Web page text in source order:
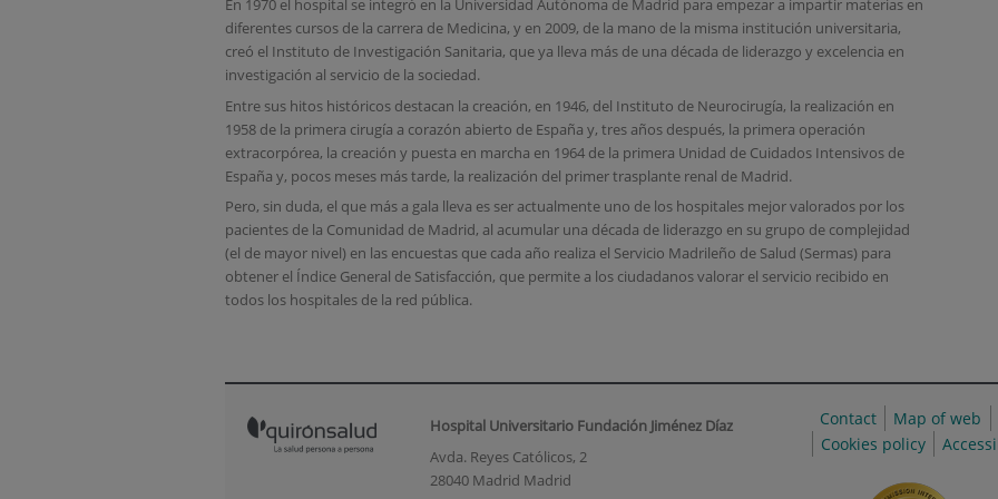
En 1970 el hospital se integró en la Universidad Autónoma de Madrid para empezar a impartir materias en
diferentes cursos de la carrera de Medicina, y en 2009, de la mano de la misma institución universitaria,
creó el Instituto de Investigación Sanitaria, que ya lleva más de una década de liderazgo y excelencia en
investigación al servicio de la sociedad.
Entre sus hitos históricos destacan la creación, en 1946, del Instituto de Neurocirugía, la realización en
1958 de la primera cirugía a corazón abierto de España y, tres años después, la primera operación
extracorpórea, la creación y puesta en marcha en 1964 de la primera Unidad de Cuidados Intensivos de
España y, pocos meses más tarde, la realización del primer trasplante renal de Madrid.
Pero, sin duda, el que más a gala lleva es ser actualmente uno de los hospitales mejor valorados por los
pacientes de la Comunidad de Madrid, al acumular una década de liderazgo en su grupo de complejidad
(el de mayor nivel) en las encuestas que cada año realiza el Servicio Madrileño de Salud (Sermas) para
obtener el Índice General de Satisfacción, que permite a los ciudadanos valorar el servicio recibido en
todos los hospitales de la red pública.
Hospital Universitario Fundación Jiménez Díaz
Avda. Reyes Católicos, 2
28040 Madrid Madrid
Contact Map of web
Cookies policy